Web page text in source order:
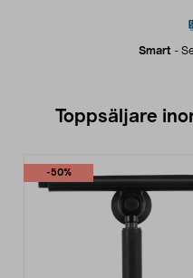
Smart -
Toppsäljare
-50%